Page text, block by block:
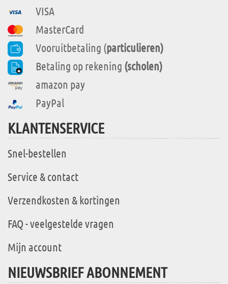
VISA
MasterCard
Vooruitbetaling (particulieren)
Betaling op rekening (scholen)
amazon pay
PayPal
KLANTENSERVICE
Snel-bestellen
Service & contact
Verzendkosten & kortingen
FAQ - veelgestelde vragen
Mijn account
NIEUWSBRIEF ABONNEMENT